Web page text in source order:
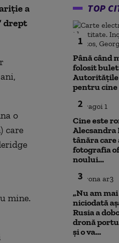
a
drept
o
care
mine.
TOP
1
Până când
folosit
pentru cine
2
Cine este
Alecsandra
tânăra care
fotografia
noului...
3
„Nu am
niciodată
Rusia a
dronă
și o va...